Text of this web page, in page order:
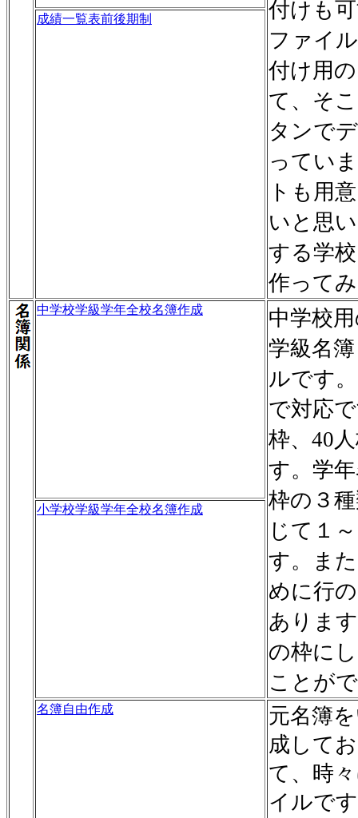
付けも
ファイ
付け用
て、そ
タンで
ってい
トも用
いと思
する学
作って
成績一覧表前後期制
中学校学級学年全校名簿作成
中学校
学級名
ルです
で対応
枠、40
す。学
枠の３
じて１
す。ま
めに行
ありま
の枠に
ことが
小学校学級学年全校名簿作成
名簿自由作成
元名簿
成して
て、時
イルで